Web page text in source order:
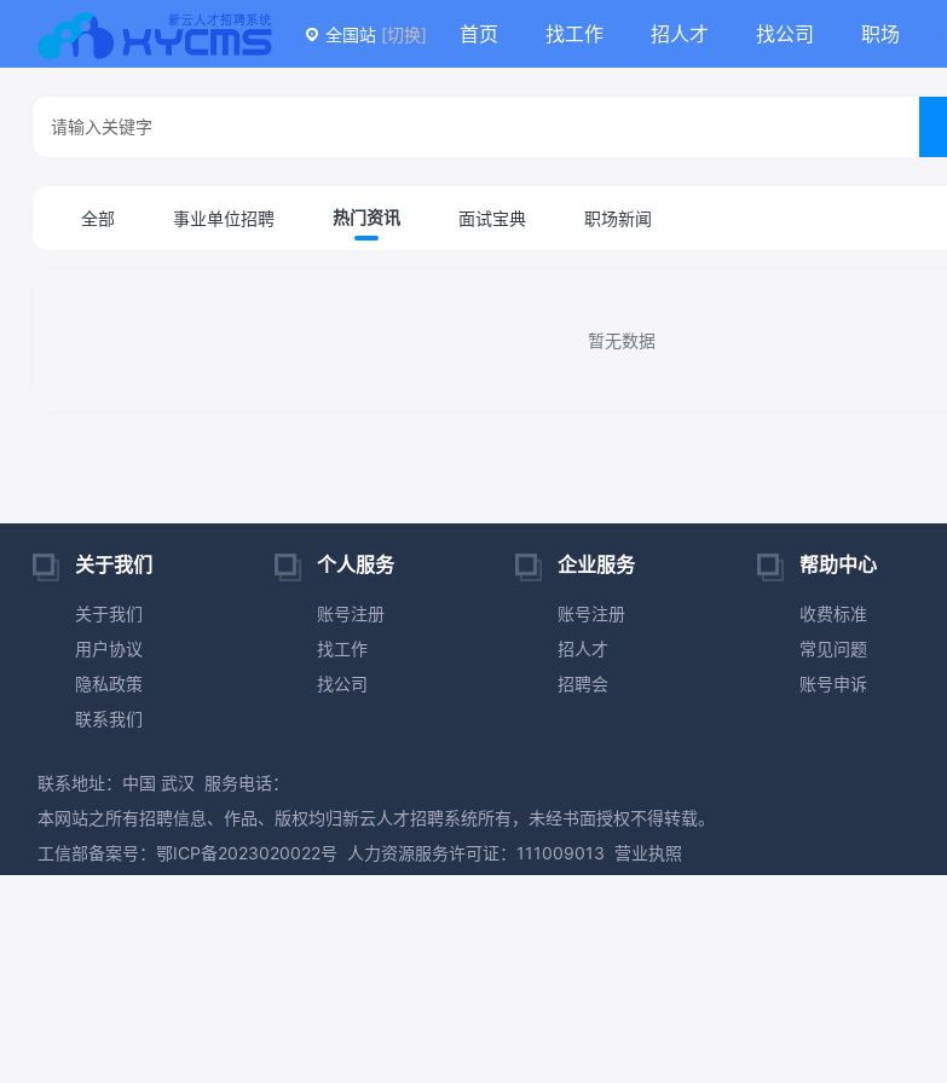
全国站 [切换] 首页 找工作 招人才 找公司 职场
全部 事业单位招聘 热门资讯 面试宝典 职场新闻
暂无数据
关于我们
关于我们
用户协议
隐私政策
联系我们
个人服务
账号注册
找工作
找公司
企业服务
账号注册
招人才
招聘会
帮助中心
收费标准
常见问题
账号申诉
联系地址：中国 武汉 服务电话：
本网站之所有招聘信息、作品、版权均归新云人才招聘系统所有，未经书面授权不得转载。
工信部备案号： 鄂ICP备2023020022号 人力资源服务许可证：111009013 营业执照